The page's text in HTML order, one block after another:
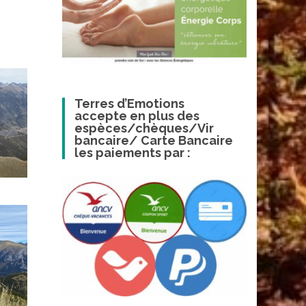
Terres d’Emotions
accepte en plus des
espèces/chèques/Vir
bancaire/ Carte Bancaire
les paiements par :